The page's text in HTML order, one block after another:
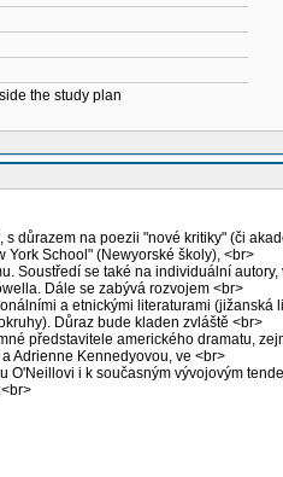
the study plan
důrazem na poezii "nové kritiky" (či
School" (Newyorské školy), <br>
Soustředí se také na individuální
Dále se zabývá rozvojem <br>
a etnickými literaturami (jižanská
Důraz bude kladen zvláště <br>
představitele amerického dramatu,
Adrienne Kennedyovou, ve <br>
O'Neillovi i k současným vývojovým